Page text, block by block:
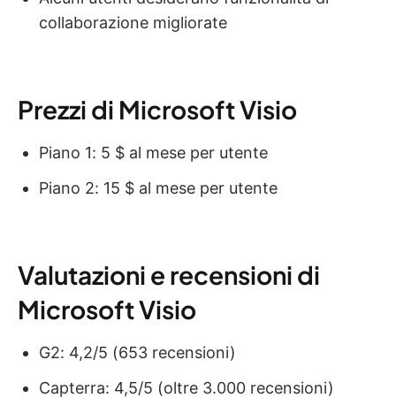
collaborazione migliorate
Prezzi di Microsoft Visio
Piano 1: 5 $ al mese per utente
Piano 2: 15 $ al mese per utente
Valutazioni e recensioni di
Microsoft Visio
G2: 4,2/5 (653 recensioni)
Capterra: 4,5/5 (oltre 3.000 recensioni)